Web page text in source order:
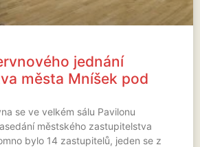
jednání
města Mníšek pod
se ve velkém sálu Pavilonu
městského zastupitelstva
bylo 14 zastupitelů, jeden se z